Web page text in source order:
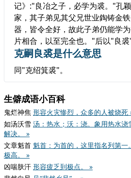
记》:"良冶之子，必学为裘。"孔
家，其子弟见其父兄世业鋾铸金
器，皆令全好，故此子弟仍能学
片相合，以至完全也。"后以"良裘
克嗣良裘是什么意思
同"克绍箕裘"。
生僻成语小百科
鬼烂神焦 形容火灾惨烈，众多的人被烧死
如汤沃雪 汤：热水；沃：浇。象用热水
解决。 »
文章魁首 魁首：为首的，这里指名列第
极高。 »
凶喘肤汗 形容疲乏到极点。 »